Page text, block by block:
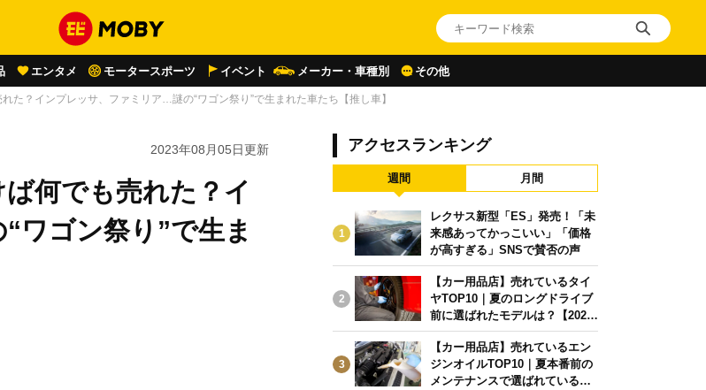
エンタメ モータースポーツ イベント メーカー・車種別 その他
た？インプレッサ、ファミリア…謎の“ワゴン祭り”で生まれた車たち【推し車】
2023年08月05日更新
何でも売れた？イ
ワゴン祭り”で生ま
アクセスランキング
週間 月間
1
レクサス新型「ES」発売！「未
来感あってかっこいい」「価格
が高すぎる」SNSで賛否の声
2
【カー用品店】売れているタイ
ヤTOP10｜夏のロングドライブ
前に選ばれたモデルは？【2026
年6月版】
3
【カー用品店】売れているエン
ジンオイルTOP10｜夏本番前の
メンテナンスで選ばれている人